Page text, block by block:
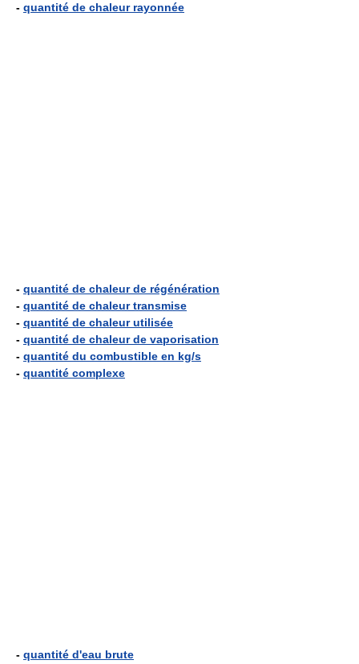
- quantité de chaleur rayonnée
- quantité de chaleur de régénération
- quantité de chaleur transmise
- quantité de chaleur utilisée
- quantité de chaleur de vaporisation
- quantité du combustible en kg/s
- quantité complexe
- quantité d'eau brute